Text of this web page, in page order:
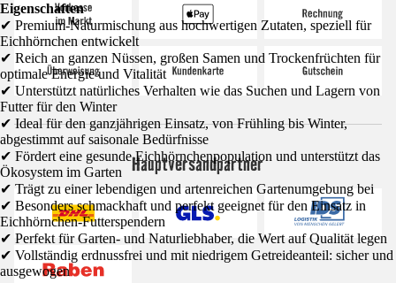
Eigenschaften
✔ Premium-Naturmischung aus hochwertigen Zutaten, speziell für
Eichhörnchen entwickelt
✔ Reich an ganzen Nüssen, großen Samen und Trockenfrüchten für
optimale Energie und Vitalität
✔ Unterstützt natürliches Verhalten wie das Suchen und Lagern von
Futter für den Winter
✔ Ideal für den ganzjährigen Einsatz, von Frühling bis Winter,
abgestimmt auf saisonale Bedürfnisse
✔ Fördert eine gesunde Eichhörnchenpopulation und unterstützt das
Ökosystem im Garten
✔ Trägt zu einer lebendigen und artenreichen Gartenumgebung bei
✔ Besonders schmackhaft und perfekt geeignet für den Einsatz in
Eichhörnchen-Futterspendern
✔ Perfekt für Garten- und Naturliebhaber, die Wert auf Qualität legen
✔ Vollständig erdnussfrei und mit niedrigem Getreideanteil: sicher und
ausgewogen
Hauptversandpartner